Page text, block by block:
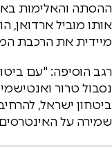
ההסתה והאלימות
אותו מוביל ארדואן,
מיידית את הרכבת
רגב הוסיפה: "עם
נסבול טרור
ביטחון ישראל,
שמירה על האינטרסים